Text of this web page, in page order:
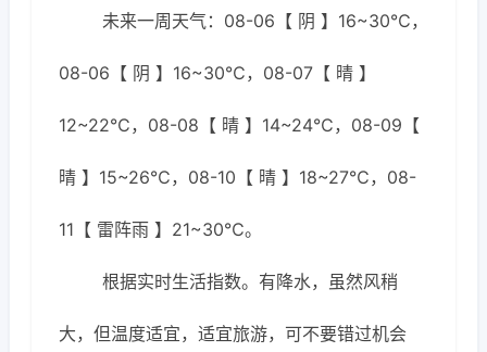
未来一周天气：08-06【 阴 】16~30℃，
08-06【 阴 】16~30℃，08-07【 晴 】
12~22℃，08-08【 晴 】14~24℃，08-09【
晴 】15~26℃，08-10【 晴 】18~27℃，08-
11【 雷阵雨 】21~30℃。
根据实时生活指数。有降水，虽然风稍
大，但温度适宜，适宜旅游，可不要错过机会